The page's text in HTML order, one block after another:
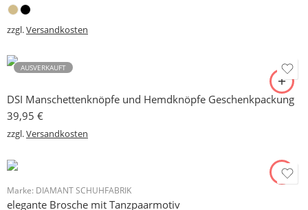
zzgl.Versandkosten
AUSVERKAUFT
DSI Manschettenknöpfe und Hemdknöpfe Geschenkpackung
39,95 €
zzgl.Versandkosten
Marke: DIAMANT SCHUHFABRIK
elegante Brosche mit Tanzpaarmotiv